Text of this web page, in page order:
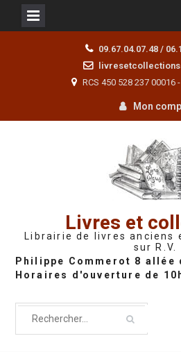
09.67.04.07.48 /
RCS 450 528 237 00016
Mon
Livres et
Librairie de livres anciens
sur R.V.